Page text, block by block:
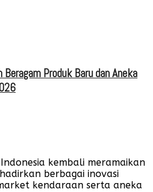
Beragam Produk Baru dan Aneka
kembali meramaikan
berbagai inovasi
kendaraan serta aneka